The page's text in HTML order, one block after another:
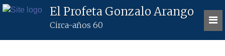
El Profeta Gonzalo Arango
Circa-años 60